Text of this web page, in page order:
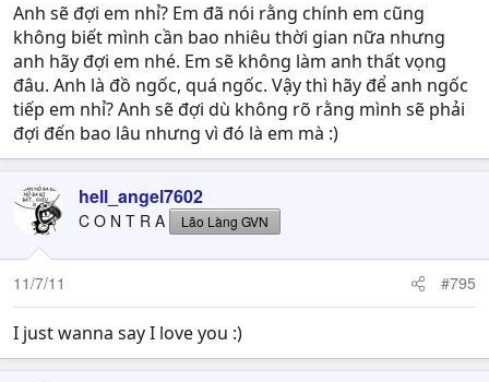
Anh sẽ đợi em nhỉ? Em đã nói rằng chính em cũng
không biết mình cần bao nhiêu thời gian nữa nhưng
anh hãy đợi em nhé. Em sẽ không làm anh thất vọng
đâu. Anh là đồ ngốc, quá ngốc. Vậy thì hãy để anh ngốc
tiếp em nhỉ? Anh sẽ đợi dù không rõ rằng mình sẽ phải
đợi đến bao lâu nhưng vì đó là em mà :)
hell_angel7602
C O N T R A Lão Làng GVN
11/7/11 #795
I just wanna say I love you :)